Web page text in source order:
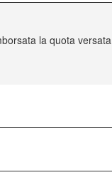
la quota versata